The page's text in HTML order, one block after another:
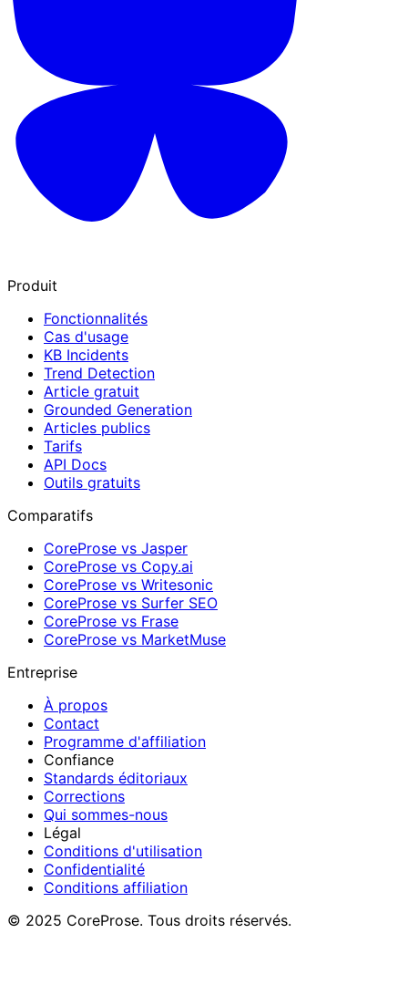
Produit
Fonctionnalités
Cas d'usage
KB Incidents
Trend Detection
Article gratuit
Grounded Generation
Articles publics
Tarifs
API Docs
Outils gratuits
Comparatifs
CoreProse vs Jasper
CoreProse vs Copy.ai
CoreProse vs Writesonic
CoreProse vs Surfer SEO
CoreProse vs Frase
CoreProse vs MarketMuse
Entreprise
À propos
Contact
Programme d'affiliation
Confiance
Standards éditoriaux
Corrections
Qui sommes-nous
Légal
Conditions d'utilisation
Confidentialité
Conditions affiliation
© 2025 CoreProse. Tous droits réservés.